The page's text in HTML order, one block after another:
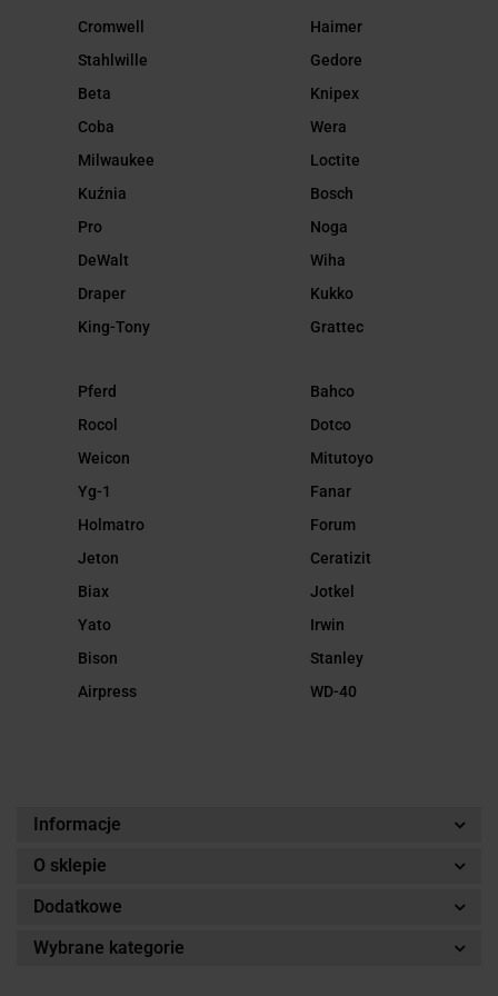
Cromwell
Stahlwille
Beta
Coba
Milwaukee
Kuźnia
Pro
DeWalt
Draper
King-Tony
Haimer
Gedore
Knipex
Wera
Loctite
Bosch
Noga
Wiha
Kukko
Grattec
Pferd
Rocol
Weicon
Yg-1
Holmatro
Jeton
Biax
Yato
Bison
Airpress
Bahco
Dotco
Mitutoyo
Fanar
Forum
Ceratizit
Jotkel
Irwin
Stanley
WD-40
Informacje
O sklepie
Dodatkowe
Wybrane kategorie